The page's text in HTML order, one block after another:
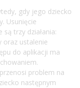
gdy jego dziecko
Usunięcie
trzy działania:
oraz ustalenie
do aplikacji ma
problem na
następnym